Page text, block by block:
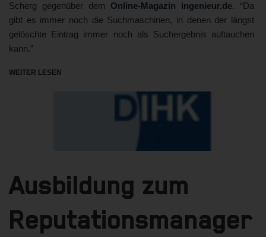
Scherg gegenüber dem Online-Magazin ingenieur.de. “Da
gibt es immer noch die Suchmaschinen, in denen der längst
gelöschte Eintrag immer noch als Suchergebnis auftauchen
kann.”
WEITER LESEN
Ausbildung zum
Reputationsmanager